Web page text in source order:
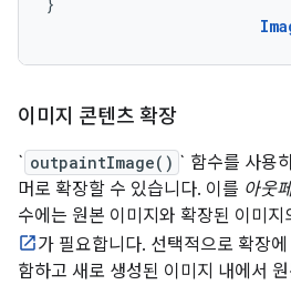
이미지 콘텐츠 확장
` outpaintImage() ` 함수를 사용
머로 확장할 수 있습니다. 이를 아웃
수에는 원본 이미지와 확장된 이미지
가 필요합니다. 선택적으로 확장
함하고 새로 생성된 이미지 내에서